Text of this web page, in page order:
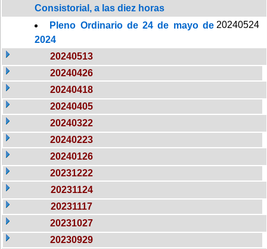
Consistorial, a las diez horas
Pleno Ordinario de 24 de mayo de
2024
20240524
20240513
20240426
20240418
20240405
20240322
20240223
20240126
20231222
20231124
20231117
20231027
20230929